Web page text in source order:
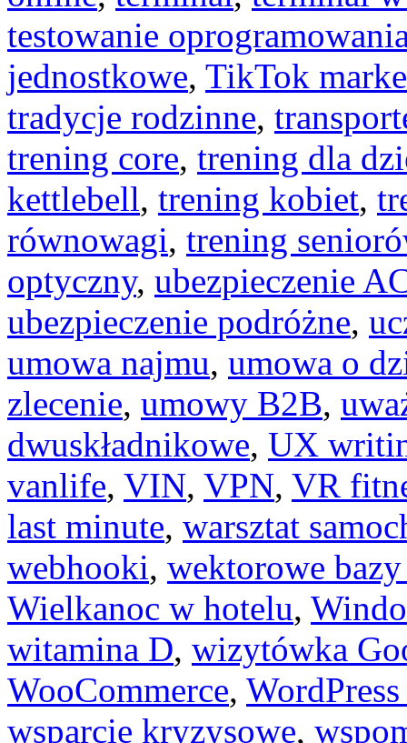
testowanie
jednostkowe, TikTok
tradycje rodzinne,
trening core, trening dla
kettlebell, trening kobiet,
równowagi, trening
optyczny, ubezpieczenie
ubezpieczenie podróżne,
umowa najmu, umowa o
zlecenie, umowy B2B,
dwuskładnikowe, UX
vanlife, VIN, VPN, VR
last minute, warsztat
webhooki, wektorowe
Wielkanoc w hotelu,
witamina D, wizytówka
WooCommerce,
wsparcie kryzysowe,